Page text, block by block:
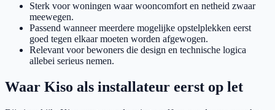
Sterk voor woningen waar wooncomfort en netheid zwaar
meewegen.
Passend wanneer meerdere mogelijke opstelplekken eerst
goed tegen elkaar moeten worden afgewogen.
Relevant voor bewoners die design en technische logica
allebei serieus nemen.
Waar Kiso als installateur eerst op let